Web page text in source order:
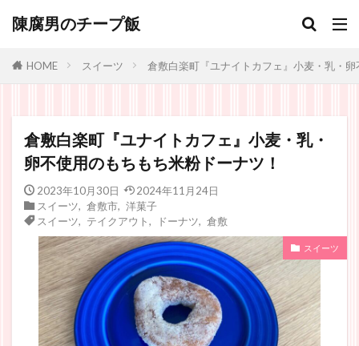
陳腐男のチープ飯
HOME スイーツ 倉敷白楽町『ユナイトカフェ』小麦・乳・
倉敷白楽町『ユナイトカフェ』小麦・乳・
卵不使用のもちもち米粉ドーナツ！
2023年10月30日
2024年11月24日
スイーツ
倉敷市, 洋菓子
スイーツ
テイクアウト ドーナツ 倉敷
スイーツ